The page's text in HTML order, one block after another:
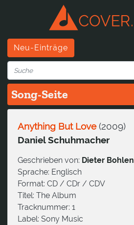
Neu-Einträge
Song-Seite
Anything But Love(2009)
Daniel Schuhmacher
Geschrieben von: Dieter Bohlen
Sprache: Englisch
Format: CD / CDr / CDV
Titel: The Album
Tracknummer: 1
Label: Sony Music